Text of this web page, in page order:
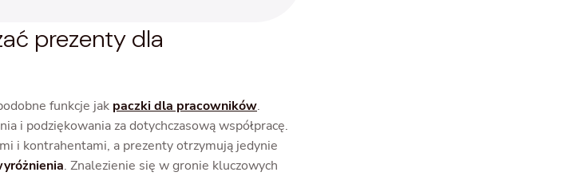
prezenty dla
funkcje jak paczki dla pracowników.
i podziękowania za dotychczasową współpracę.
i kontrahentami, a prezenty otrzymują jedynie
. Znalezienie się w gronie kluczowych